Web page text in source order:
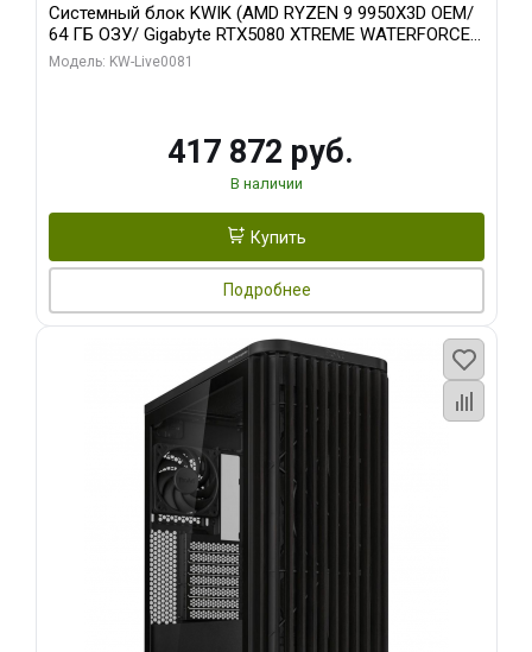
Системный блок KWIK (AMD RYZEN 9 9950X3D OEM/
64 ГБ ОЗУ/ Gigabyte RTX5080 XTREME WATERFORCE
16GB GDDR7 256bit/ 1 ТБ SSD)
Модель: KW-Live0081
417 872 руб.
В наличии
Купить
Подробнее